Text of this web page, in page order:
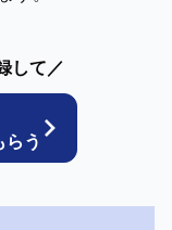
して／
う